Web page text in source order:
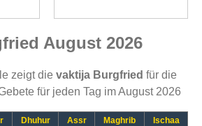
August 2026
zeigt die vaktija Burgfried für die
für jeden Tag im August 2026
Dhuhur Assr Maghrib
Ischaa